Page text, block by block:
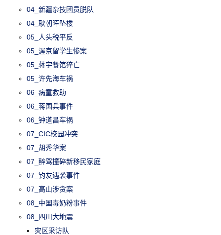
04_新疆杂技团员脱队
04_耿朝晖坠楼
05_人头税平反
05_渥京留学生惨案
05_蒋宇餐馆猝亡
05_许先海车祸
06_病童救助
06_蒋国兵事件
06_钟道昌车祸
07_CIC校园冲突
07_胡秀华案
07_醉驾撞碎新移民家庭
07_钓友遇袭事件
07_高山涉贪案
08_中国毒奶粉事件
08_四川大地震
灾区采访队